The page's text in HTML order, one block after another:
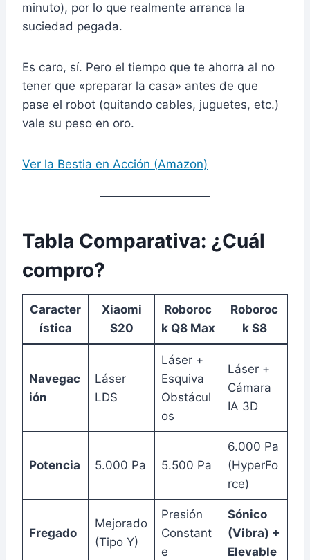
minuto), por lo que realmente arranca la
suciedad pegada.
Es caro, sí. Pero el tiempo que te ahorra al no
tener que «preparar la casa» antes de que
pase el robot (quitando cables, juguetes, etc.)
vale su peso en oro.
Ver la Bestia en Acción (Amazon)
Tabla Comparativa: ¿Cuál
compro?
Caracter
ística
Xiaomi
S20
Roboroc
k Q8 Max
Roboroc
k S8
Navegac
ión
Láser
LDS
Láser +
Esquiva
Obstácul
os
Láser +
Cámara
IA 3D
Potencia 5.000 Pa 5.500 Pa
6.000 Pa
(HyperFo
rce)
Fregado
Mejorado
(Tipo Y)
Presión
Constant
e
Sónico
(Vibra) +
Elevable